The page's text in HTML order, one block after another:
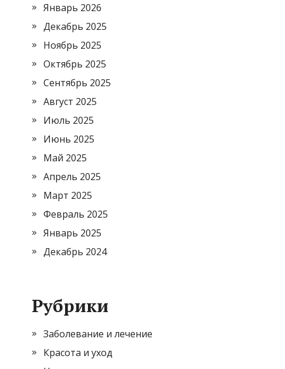
Январь 2026
Декабрь 2025
Ноябрь 2025
Октябрь 2025
Сентябрь 2025
Август 2025
Июль 2025
Июнь 2025
Май 2025
Апрель 2025
Март 2025
Февраль 2025
Январь 2025
Декабрь 2024
Рубрики
Заболевание и лечение
Красота и уход